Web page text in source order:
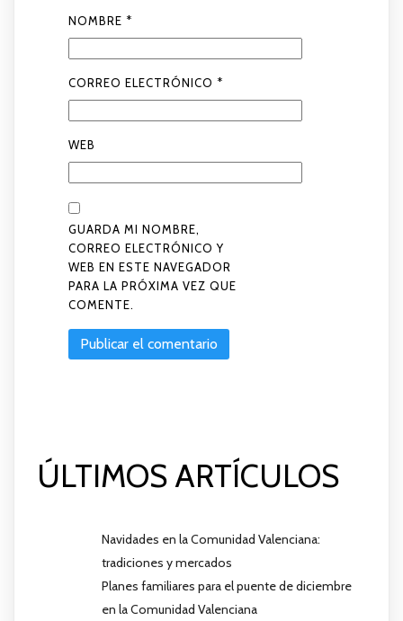
NOMBRE *
CORREO ELECTRÓNICO *
WEB
GUARDA MI NOMBRE,
CORREO ELECTRÓNICO Y
WEB EN ESTE NAVEGADOR
PARA LA PRÓXIMA VEZ QUE
COMENTE.
ÚLTIMOS ARTÍCULOS
Navidades en la Comunidad Valenciana:
tradiciones y mercados
Planes familiares para el puente de diciembre
en la Comunidad Valenciana